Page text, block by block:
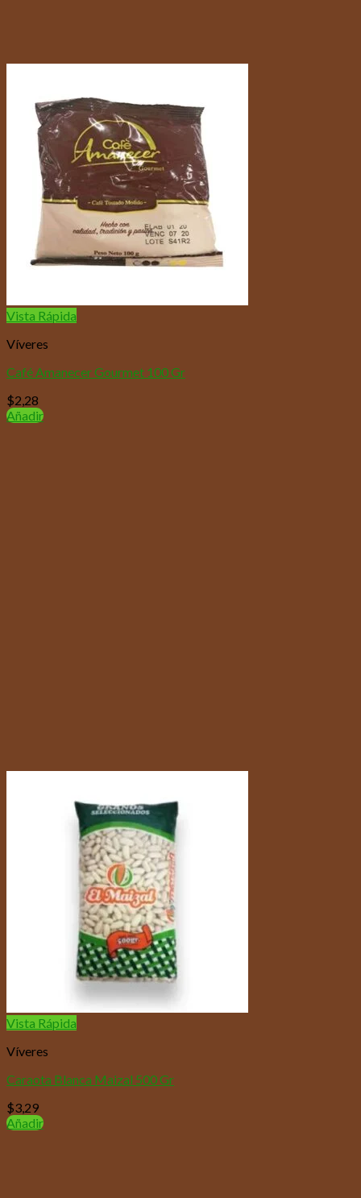
Vista Rápida
Víveres
Café Amanecer Gourmet 100 Gr
$2,28
Añadir
Vista Rápida
Víveres
Caraota Blanca Maizal 500 Gr
$3,29
Añadir